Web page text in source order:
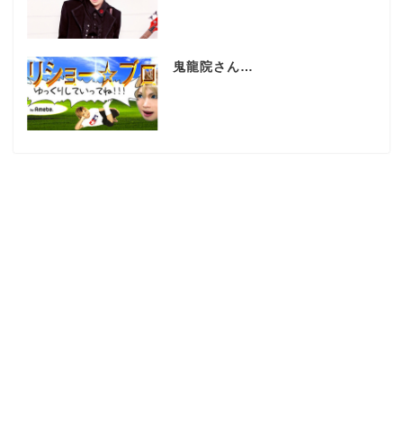
鬼龍院さん…